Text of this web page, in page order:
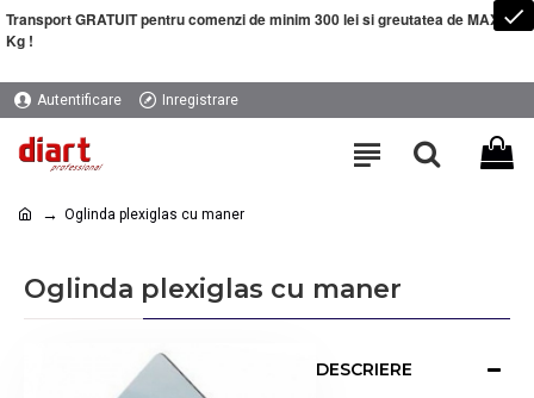
Transport GRATUIT pentru comenzi de minim 300 lei si greutatea de MAXIM 5
Kg !
Autentificare Inregistrare
Oglinda plexiglas cu maner
Oglinda plexiglas cu maner
DESCRIERE